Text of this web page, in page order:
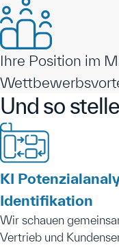
Ihre Position im
Und so
KI
Identifikation
Wir schauen
Vertrieb und